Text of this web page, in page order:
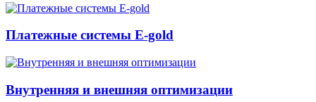
Платежные системы E-gold
Внутренняя и внешняя оптимизации